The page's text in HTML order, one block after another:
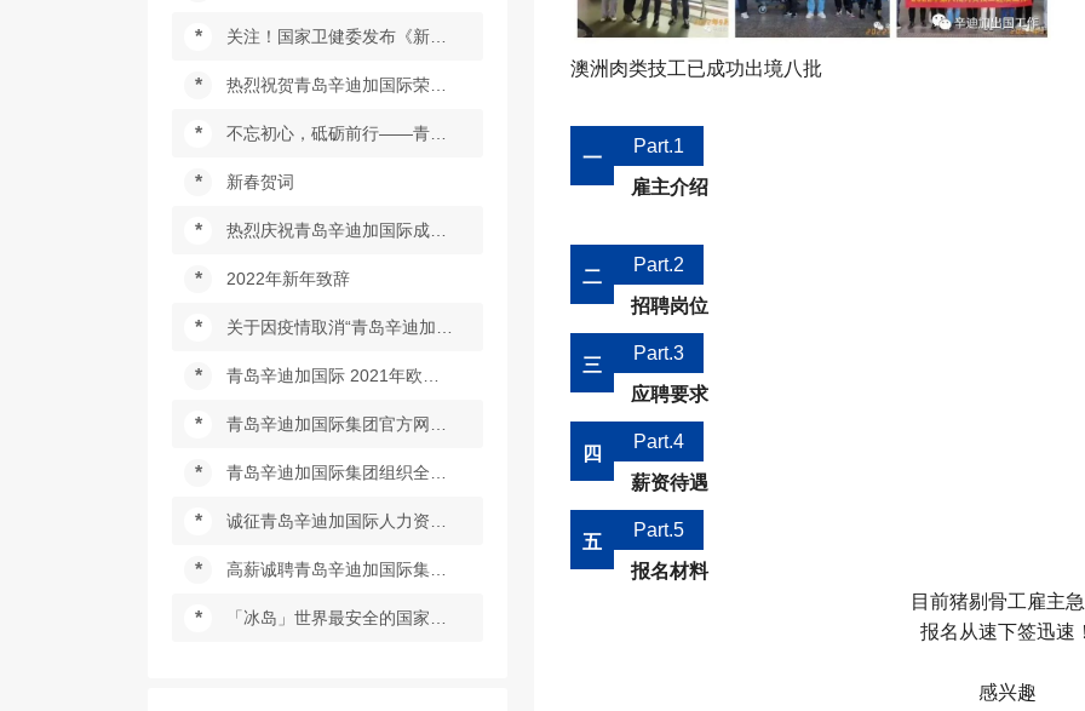
* 关注！国家卫健委发布《新型冠状病毒肺炎诊疗方案（试行第九版）》
* 热烈祝贺青岛辛迪加国际荣获“二零二一年度山东省对外劳务合作行业先进单位”荣誉称号！
* 不忘初心，砥砺前行——青岛辛迪加国际集团2021年度优秀表彰大会顺利召开！
* 新春贺词
* 热烈庆祝青岛辛迪加国际成立23周年
* 2022年新年致辞
*
*
*
*
*
* 高薪诚聘青岛辛迪加国际集团总经理及经理
*
澳洲肉类技工已成功出境八批
一
Part.1
雇主介绍
二
Part.2
招聘岗位
三
Part.3
应聘要求
四
Part.4
薪资待遇
五
Part.5
报名材料
目前猪剔骨工雇主
报名从速下签迅速
感兴趣